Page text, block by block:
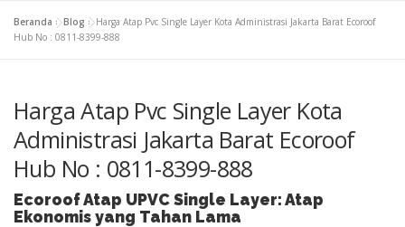
Beranda »Blog »Harga Atap Pvc Single Layer Kota Administrasi Jakarta Barat Ecoroof
Hub No : 0811-8399-888
Harga Atap Pvc Single Layer Kota
Administrasi Jakarta Barat Ecoroof
Hub No : 0811-8399-888
EcoroofAtap UPVC Single Layer: Atap
Ekonomis yang Tahan Lama